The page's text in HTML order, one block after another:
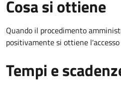
Cosa si ottiene
Quando il procedimento
positivamente si ottiene
Tempi e